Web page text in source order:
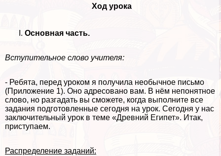
Ход урока
Основная часть.
Вступительное слово учителя:
- Ребята, перед уроком я получила необычное письмо
(Приложение 1). Оно адресовано вам. В нём непонятное
слово, но разгадать вы сможете, когда выполните все
задания подготовленные сегодня на урок. Сегодня у нас
заключительный урок в теме «Древний Египет». Итак,
приступаем.
Распределение заданий: